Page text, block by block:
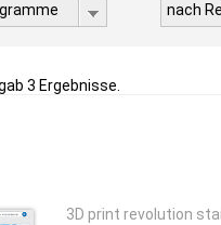
nach
3 Ergebnisse.
3D print revolution